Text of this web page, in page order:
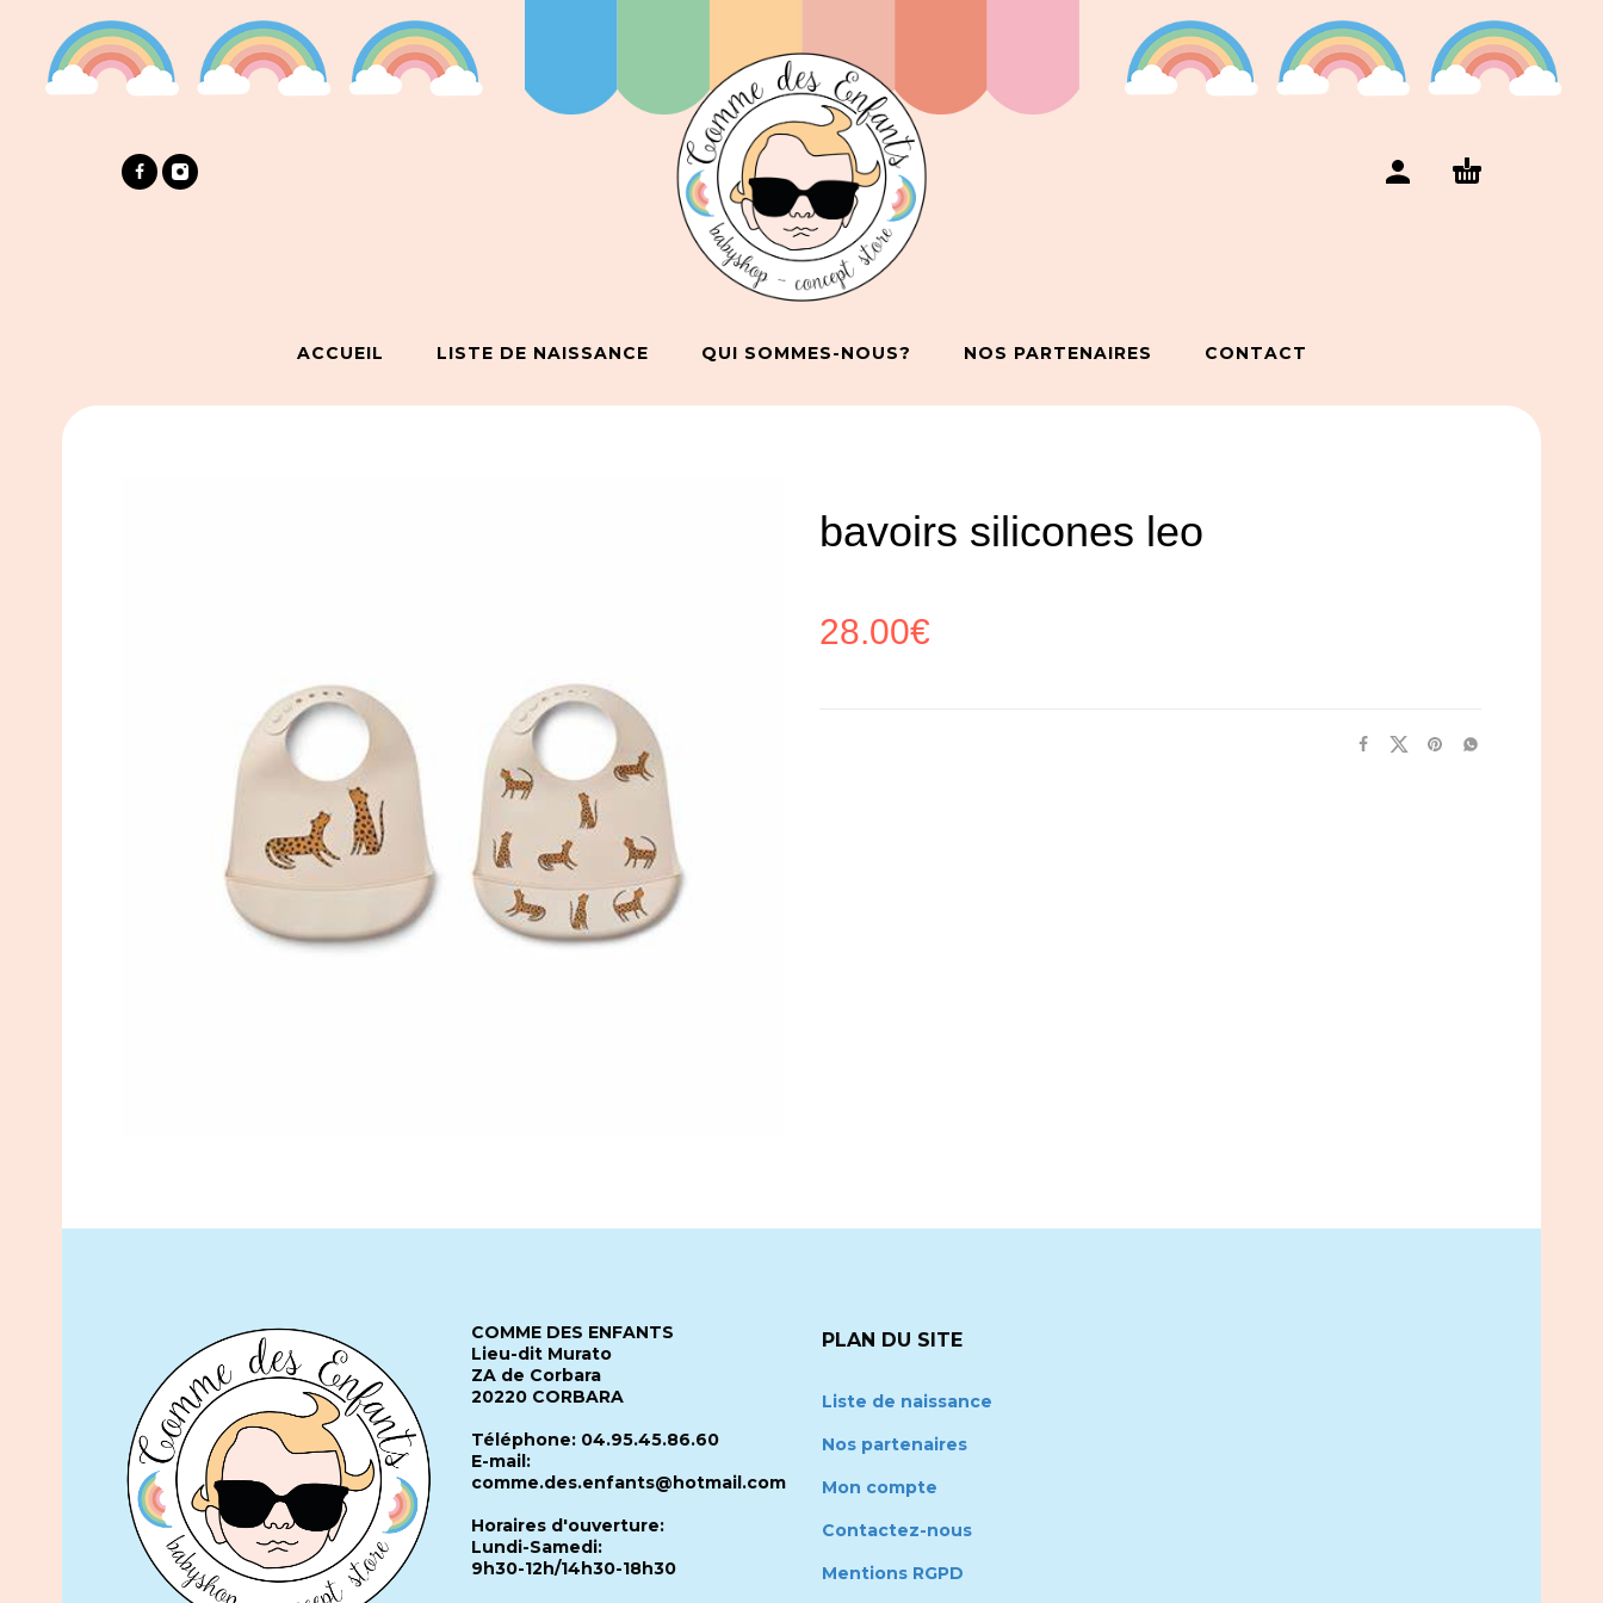
ACCUEIL LISTE DE NAISSANCE QUI SOMMES-NOUS? NOS PARTENAIRES CONTACT
bavoirs silicones leo
28.00€
COMME DES ENFANTS
Lieu-dit Murato
ZA de Corbara
20220 CORBARA
Téléphone: 04.95.45.86.60
E-mail:
comme.des.enfants@hotmail.com
Horaires d'ouverture:
Lundi-Samedi:
9h30-12h/14h30-18h30
PLAN DU SITE
Liste de naissance
Nos partenaires
Mon compte
Contactez-nous
Mentions RGPD